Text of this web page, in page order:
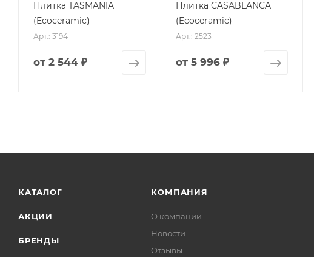
Плитка TASMANIA
(Ecoceramic)
Арт.: 3194
от 2 544 ₽
Плитка CASABLANCA
(Ecoceramic)
Арт.: 2523
от 5 996 ₽
КАТАЛОГ
АКЦИИ
БРЕНДЫ
КОМПАНИЯ
О компании
Новости
Отзывы